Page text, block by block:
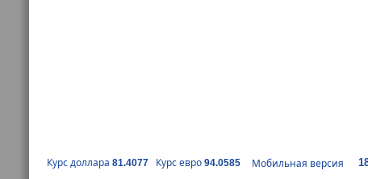
Курс доллара 81.4077 Курс евро 94.0585 Мобильная версия